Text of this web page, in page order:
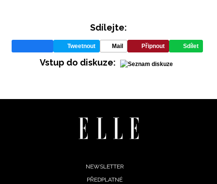
Sdílejte:
Tweetnout Mail Připnout Sdílet
Vstup do diskuze:
NEWSLETTER
PŘEDPLATNÉ